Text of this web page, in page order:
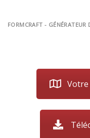
FORMCRAFT - GÉNÉRATEUR